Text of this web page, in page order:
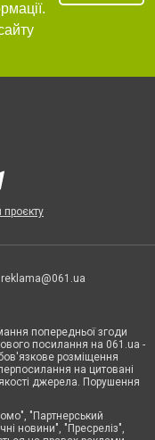
проєкту
reklama@061.ua
попередньої згоди
посилання на 061.ua -
розміщення
на цитовані
джерела. Порушення
"Партнерський
новини", "Пресреліз",